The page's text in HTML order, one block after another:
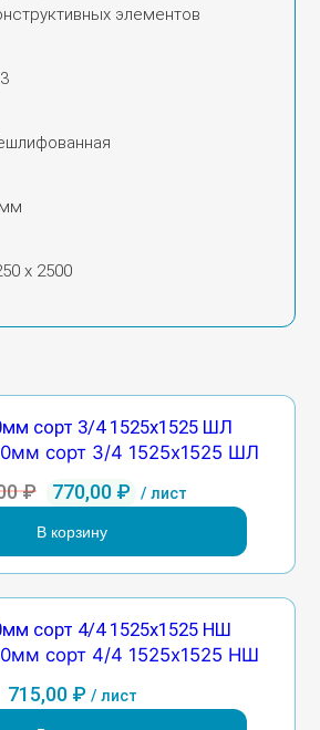
элементов
х 2500
сорт 3/4 1525х1525 ШЛ
₽
Первоначальная
цена
составляла
800,00 ₽.
770,00 ₽
Текущая
цена:
/ лист
В корзину
сорт 4/4 1525х1525 НШ
715,00 ₽ / лист